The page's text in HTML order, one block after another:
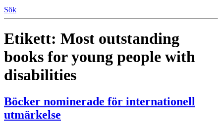
Sök
Etikett: Most outstanding
books for young people with
disabilities
Böcker nominerade för internationell
utmärkelse